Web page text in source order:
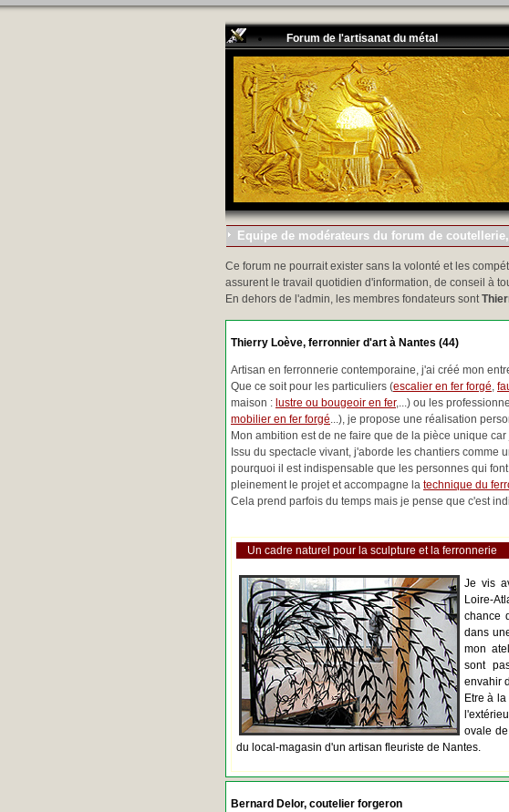
Forum de l'artisanat du métal
Equipe de modérateurs du forum de
Ce forum ne pourrait exister sans la volonté et les
assurent le travail quotidien d'information, de conseil à
En dehors de l'admin, les membres fondateurs sont
Thierry Loève, ferronnier d'art à Nantes (44)
Artisan en ferronnerie contemporaine, j'ai créé mon
Que ce soit pour les particuliers (escalier en fer forgé,
maison : lustre ou bougeoir en fer,...) ou les
mobilier en fer forgé...), je propose une réalisation
Mon ambition est de ne faire que de la pièce unique
Issu du spectacle vivant, j'aborde les chantiers comme
pourquoi il est indispensable que les personnes qui
pleinement le projet et accompagne la technique du
Cela prend parfois du temps mais je pense que c'est
Un cadre naturel pour la sculpture et la ferronnerie
Je vis
Loire-
chance
dans
mon
sont
envahir
Etre à
ovale
du local-magasin d'un artisan fleuriste de Nantes.
Bernard Delor, coutelier forgeron